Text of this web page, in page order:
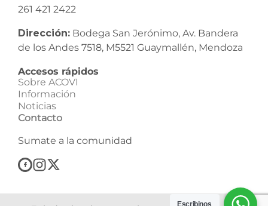
261 421 2422
Dirección: Bodega San Jerónimo, Av. Bandera
de los Andes 7518, M5521 Guaymallén, Mendoza
Accesos rápidos
Sobre ACOVI
Información
Noticias
Contacto
Sumate a la comunidad
Escribinos